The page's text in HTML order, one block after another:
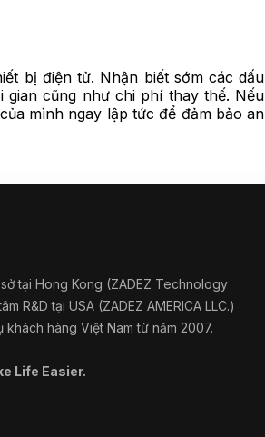
bị điện tử. Nhận biết sớm các dấu
cũng như chi phí thay thế. Nếu
mình ngay lập tức để đảm bảo an
tại Hong Kong (ZADEZ Technology
R&D tại USA (ZADEZ AMERICA LLC.)
khách hàng Việt Nam từ năm 2007.
Life Easier.